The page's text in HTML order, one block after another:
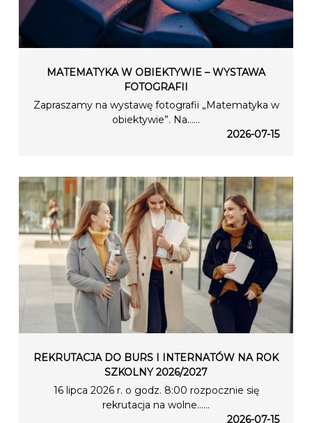
MATEMATYKA W OBIEKTYWIE – WYSTAWA
FOTOGRAFII
Zapraszamy na wystawę fotografii „Matematyka w
obiektywie”. Na…...
2026-07-15
REKRUTACJA DO BURS I INTERNATÓW NA ROK
SZKOLNY 2026/2027
16 lipca 2026 r. o godz. 8:00 rozpocznie się
rekrutacja na wolne…...
2026-07-15